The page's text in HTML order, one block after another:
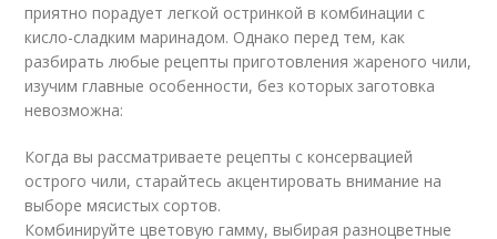
приятно порадует легкой остринкой в комбинации с
кисло-сладким маринадом. Однако перед тем, как
разбирать любые рецепты приготовления жареного чили,
изучим главные особенности, без которых заготовка
невозможна:
Когда вы рассматриваете рецепты с консервацией
острого чили, старайтесь акцентировать внимание на
выборе мясистых сортов.
Комбинируйте цветовую гамму, выбирая разноцветные